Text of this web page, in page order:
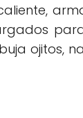
ojitos,